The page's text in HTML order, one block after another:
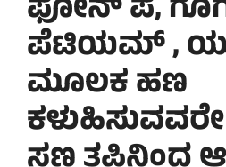
ಫೋನ್ ಪೆ,
ಪೆಟಿಯಮ್,
ಮೂಲಕ ಹಣ